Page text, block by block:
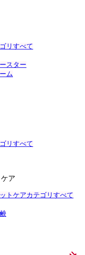
リすべて
スター
ム
リすべて
ア
トケアカテゴリすべて